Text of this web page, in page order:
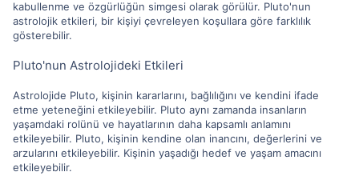
kabullenme ve özgürlüğün simgesi olarak görülür. Pluto'nun
astrolojik etkileri, bir kişiyi çevreleyen koşullara göre farklılık
gösterebilir.
Pluto'nun Astrolojideki Etkileri
Astrolojide Pluto, kişinin kararlarını, bağlılığını ve kendini ifade
etme yeteneğini etkileyebilir. Pluto aynı zamanda insanların
yaşamdaki rolünü ve hayatlarının daha kapsamlı anlamını
etkileyebilir. Pluto, kişinin kendine olan inancını, değerlerini ve
arzularını etkileyebilir. Kişinin yaşadığı hedef ve yaşam amacını
etkileyebilir.